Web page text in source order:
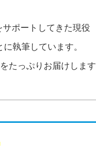
ポートしてきた現役
執筆しています。
をたっぷりお届けします